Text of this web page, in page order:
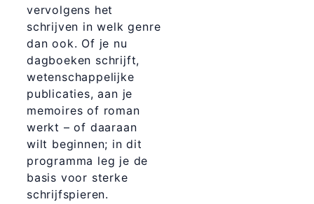
vervolgens het
schrijven in welk genre
dan ook. Of je nu
dagboeken schrijft,
wetenschappelijke
publicaties, aan je
memoires of roman
werkt – of daaraan
wilt beginnen; in dit
programma leg je de
basis voor sterke
schrijfspieren.